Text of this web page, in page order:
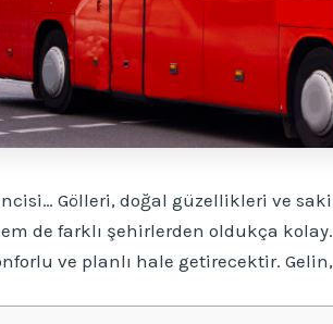
incisi… Gölleri, doğal güzellikleri ve
de farklı şehirlerden oldukça
ve planlı hale getirecektir.